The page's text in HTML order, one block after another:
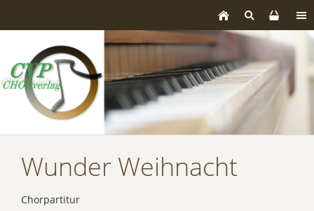
Wunder Weihnacht
Chorpartitur